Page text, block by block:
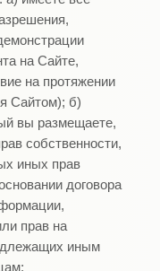
на Сайте,
на протяжении
Сайтом); б)
вы размещаете,
собственности,
иных прав
договора
прав на
иным